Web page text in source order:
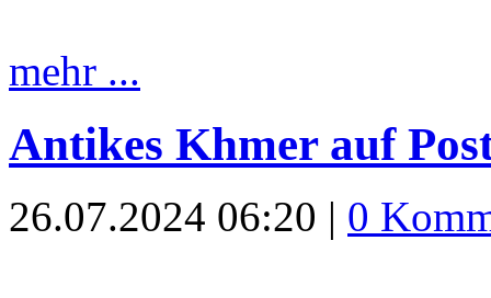
mehr ...
Antikes Khmer auf
26.07.2024 06:20 | 0